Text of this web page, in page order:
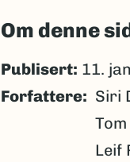
Om denne
Publisert: 11.
Forfattere
Siri
Leif